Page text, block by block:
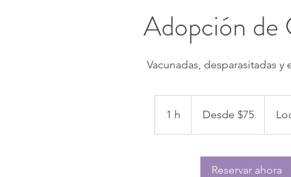
Adopción de
Vacunadas, desparasitadas y
1 h Desde $75
Reservar ahora